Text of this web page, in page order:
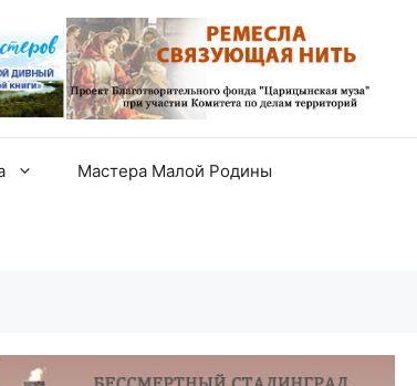
Мастера Малой Родины